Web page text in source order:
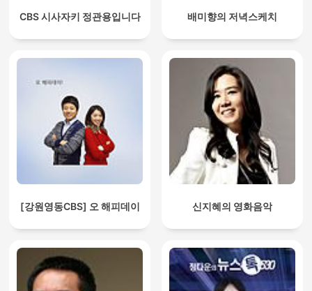
CBS 시사자키 정관용입니다 배미향의 저녁스케치
[강원영동CBS] 오 해피데이 신지혜의 영화음악